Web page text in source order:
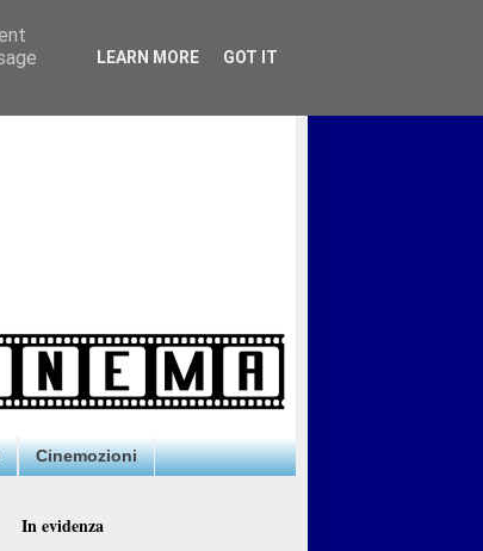
Cinemozioni
In evidenza
LEARN MORE GOT IT